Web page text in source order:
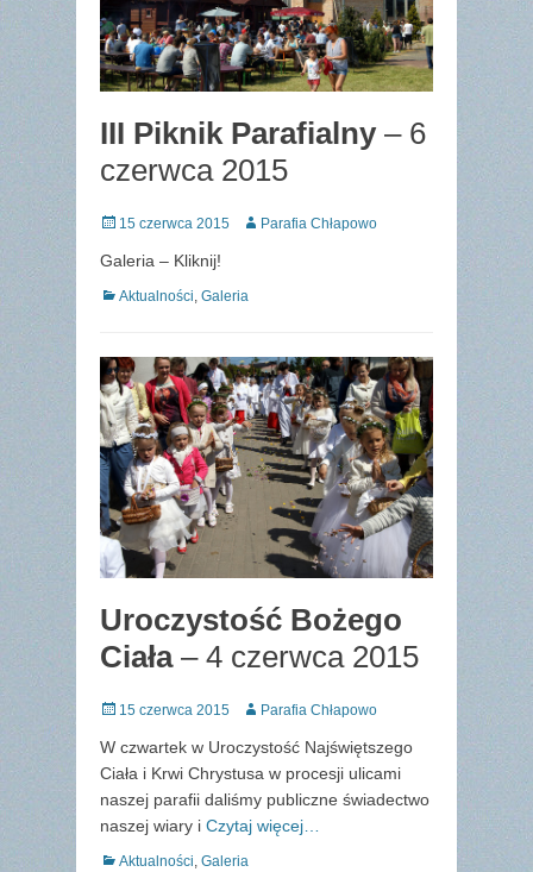
III Piknik Parafialny– 6
czerwca 2015
Posted
15 czerwca 2015 Author
Parafia Chłapowo
Galeria – Kliknij!
Categories
Aktualności Galeria
Uroczystość Bożego
Ciała– 4 czerwca 2015
Posted
15 czerwca 2015 Author
Parafia Chłapowo
W czwartek w Uroczystość Najświętszego
Ciała i Krwi Chrystusa w procesji ulicami
naszej parafii daliśmy publiczne świadectwo
naszej wiary i Czytaj więcej…
Categories
Aktualności, Galeria